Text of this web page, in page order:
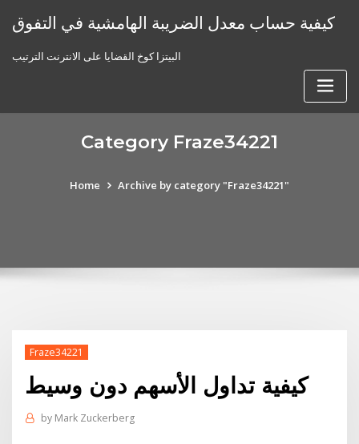
كيفية حساب معدل الضريبة الهامشية في التفوق
البيتزا كوخ القضايا على الانترنت الترتيب
Category Fraze34221
Home Archive by category "Fraze34221"
Fraze34221
كيفية تداول الأسهم دون وسيط
by Mark Zuckerberg